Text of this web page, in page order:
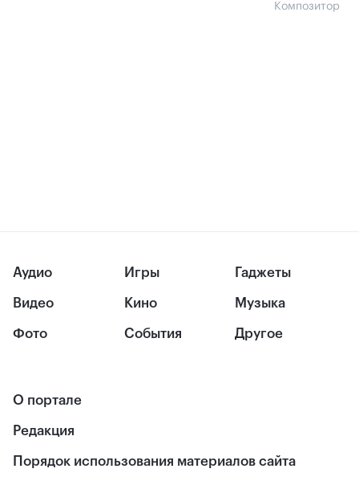
Композитор
Аудио
Видео
Фото
Игры
Кино
События
Гаджеты
Музыка
Другое
О портале
Редакция
Порядок использования материалов сайта